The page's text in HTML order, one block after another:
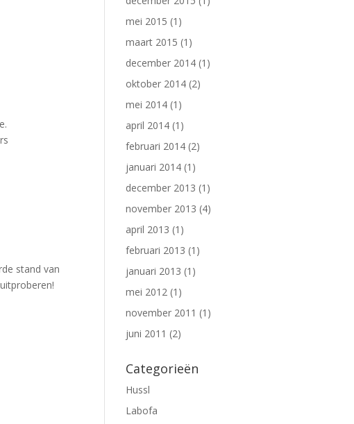
stand van
mei 2015 (1)
maart 2015 (1)
december 2014 (1)
oktober 2014 (2)
mei 2014 (1)
april 2014 (1)
februari 2014 (2)
januari 2014 (1)
december 2013 (1)
november 2013 (4)
april 2013 (1)
februari 2013 (1)
januari 2013 (1)
mei 2012 (1)
november 2011 (1)
juni 2011 (2)
Categorieën
Hussl
Labofa